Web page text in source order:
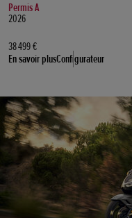
Permis A
2026
38 499 €
En savoir plusConfigurateur